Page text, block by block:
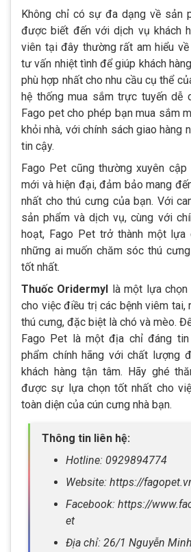
Không chỉ có sự đa dạng về sản
được biết đến với dịch vụ khách
viên tại đây thường rất am hiểu
tư vấn nhiệt tình để giúp khách
phù hợp nhất cho nhu cầu cụ thể
hệ thống mua sắm trực tuyến dễ
Fago pet cho phép bạn mua sắm
khỏi nhà, với chính sách giao hàng
tin cậy.
Fago Pet cũng thường xuyên
mới và hiện đại, đảm bảo mang
nhất cho thú cưng của bạn. Với
sản phẩm và dịch vụ, cùng với
hoạt, Fago Pet trở thành một lựa
những ai muốn chăm sóc thú
tốt nhất.
Thuốc Oridermyl
là một lựa
cho việc điều trị các bệnh viêm tai,
thú cưng, đặc biệt là chó và mèo.
Fago Pet là một địa chỉ đáng
phẩm chính hãng với chất lượng
khách hàng tận tâm. Hãy ghé
được sự lựa chọn tốt nhất cho
toàn diện của cún cưng nhà bạn.
Thông tin liên hệ:
Hotline: 0929894774
Website: https://
Facebook: https://
et
Địa chỉ: 26/1 Nguyễn